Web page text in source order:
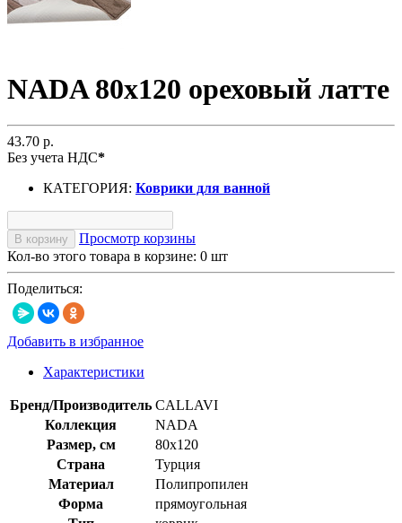
NADA 80х120 ореховый латте
43.70 р.
Без учета НДС*
КАТЕГОРИЯ: Коврики для ванной
В корзину
Просмотр корзины
Кол-во этого товара в корзине: 0 шт
Поделиться:
Добавить в избранное
Характеристики
Бренд/Производитель CALLAVI
Коллекция
NADA
Размер, см
80х120
Страна
Турция
Материал
Полипропилен
Форма
прямоугольная